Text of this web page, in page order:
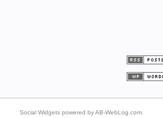
Social Widgets powered byAB-WebLog.com